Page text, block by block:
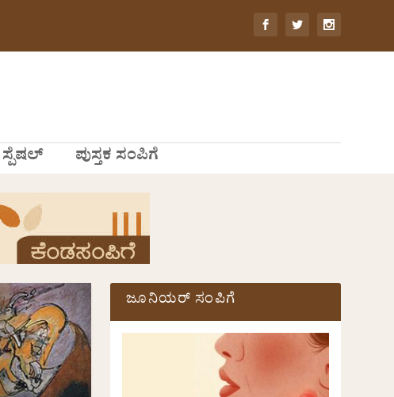
ಪುಸ್ತಕ ಸಂಪಿಗೆ
ಜೂನಿಯರ್ ಸಂಪಿಗೆ